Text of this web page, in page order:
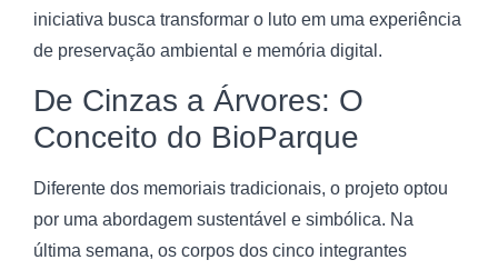
iniciativa busca transformar o luto em uma experiência
de preservação ambiental e memória digital.
De Cinzas a Árvores: O
Conceito do BioParque
Diferente dos memoriais tradicionais, o projeto optou
por uma abordagem sustentável e simbólica. Na
última semana, os corpos dos cinco integrantes